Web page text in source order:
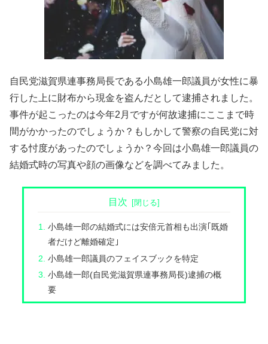
自民党滋賀県連事務局長である小島雄一郎議員が女性に暴
行した上に財布から現金を盗んだとして逮捕されました。
事件が起こったのは今年2月ですが何故逮捕にここまで時
間がかかったのでしょうか？もしかして警察の自民党に対
する忖度があったのでしょうか？今回は小島雄一郎議員の
結婚式時の写真や顔の画像などを調べてみました。
目次
小島雄一郎の結婚式には安倍元首相も出演｢既婚
者だけど離婚確定｣
小島雄一郎議員のフェイスブックを特定
小島雄一郎(自民党滋賀県連事務局長)逮捕の概
要